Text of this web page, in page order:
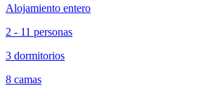
Alojamiento entero
2 - 11 personas
3 dormitorios
8 camas